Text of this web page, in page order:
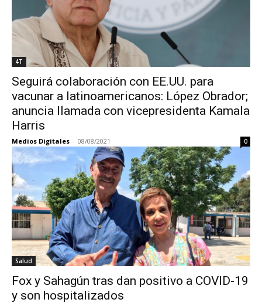
4T
Seguirá colaboración con EE.UU. para
vacunar a latinoamericanos: López Obrador;
anuncia llamada con vicepresidenta Kamala
Harris
Medios Digitales - 08/08/2021 0
Salud
Fox y Sahagún tras dan positivo a COVID-19
y son hospitalizados